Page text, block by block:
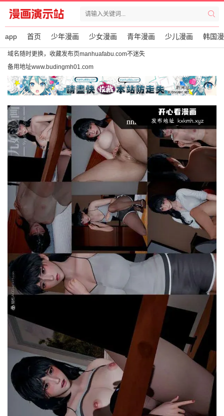
app 首页 少年漫画 少女漫画 青年漫画 少儿漫画 韩国
域名随时更换，收藏发布页manhuafabu.com不迷失
备用地址www.budingmh01.com